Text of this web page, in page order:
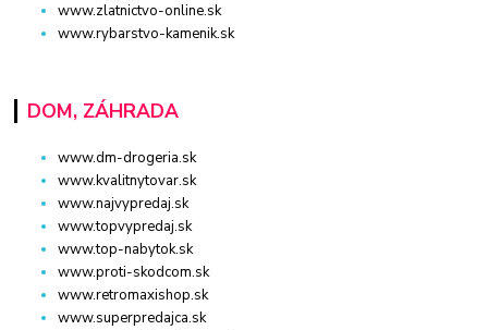
www.zlatnictvo-online.sk
www.rybarstvo-kamenik.sk
DOM, ZÁHRADA
www.dm-drogeria.sk
www.kvalitnytovar.sk
www.najvypredaj.sk
www.topvypredaj.sk
www.top-nabytok.sk
www.proti-skodcom.sk
www.retromaxishop.sk
www.superpredajca.sk